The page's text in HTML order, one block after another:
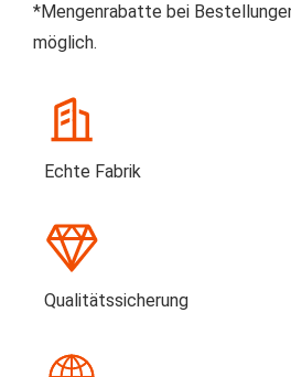
*Mengenrabatte bei
möglich.
Echte Fabrik
Qualitätssicherung